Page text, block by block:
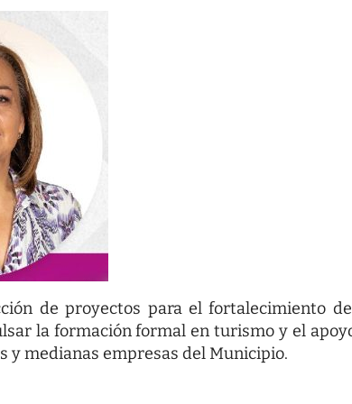
de proyectos para el fortalecimiento
la formación formal en turismo y el
y medianas empresas del Municipio.